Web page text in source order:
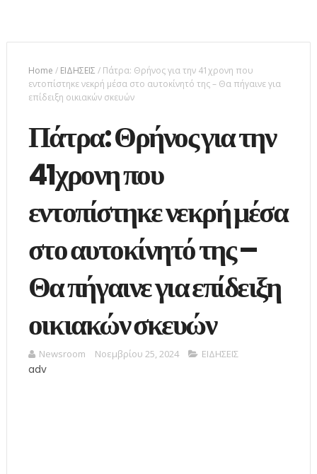
Home / ΕΙΔΗΣΕΙΣ / Πάτρα: Θρήνος για την 41χρονη που
εντοπίστηκε νεκρή μέσα στο αυτοκίνητό της – Θα πήγαινε για
επίδειξη οικιακών σκευών
Πάτρα: Θρήνος για την
41χρονη που
εντοπίστηκε νεκρή μέσα
στο αυτοκίνητό της –
Θα πήγαινε για επίδειξη
οικιακών σκευών
Newsroom Νοεμβρίου 25, 2024 ΕΙΔΗΣΕΙΣ
adv